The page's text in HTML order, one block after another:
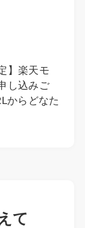
】楽天モ
し込みご
からどなた
て